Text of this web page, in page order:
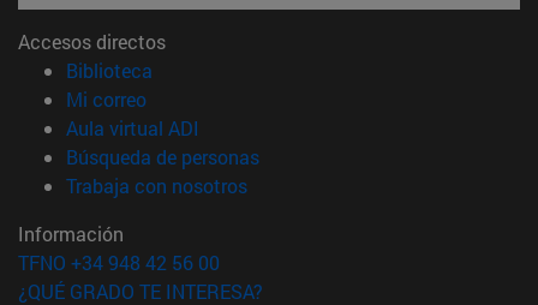
Accesos directos
Biblioteca
Mi correo(abre en nueva ventana)
Aula virtual ADI
Búsqueda de personas(abre en nueva ventana)
Trabaja con nosotros(abre en nueva ventana)
Información
TFNO +34 948 42 56 00
¿QUÉ GRADO TE INTERESA?